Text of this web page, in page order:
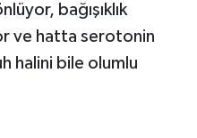
bağışıklık
ve hatta serotonin
halini bile olumlu